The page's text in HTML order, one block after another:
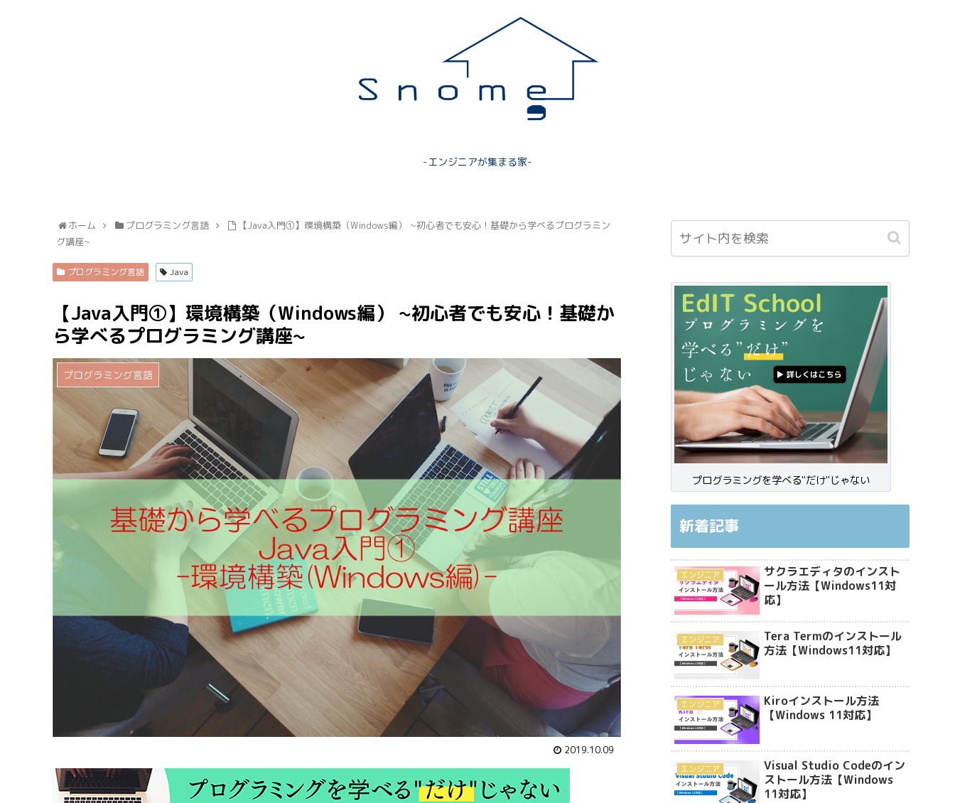
-エンジニアが集まる家-
ホーム プログラミング言語
【Java入門①】環境構築（Windows編） ~初心者でも安心！基礎から学べるプログラミン
グ講座~
プログラミング言語 Java
【Java入門①】環境構築（Windows編） ~初心者でも安心！基礎か
ら学べるプログラミング講座~
プログラミング言語
2019.10.09
プログラミングを学べる"だけ"じゃない
新着記事
エンジニア
サクラエディタのインスト
ール方法【Windows11対
応】
エンジニア
Tera Termのインストール
方法【Windows11対応】
エンジニア
Kiroインストール方法
【Windows 11対応】
エンジニア
Visual Studio Codeのイン
ストール方法【Windows
11対応】